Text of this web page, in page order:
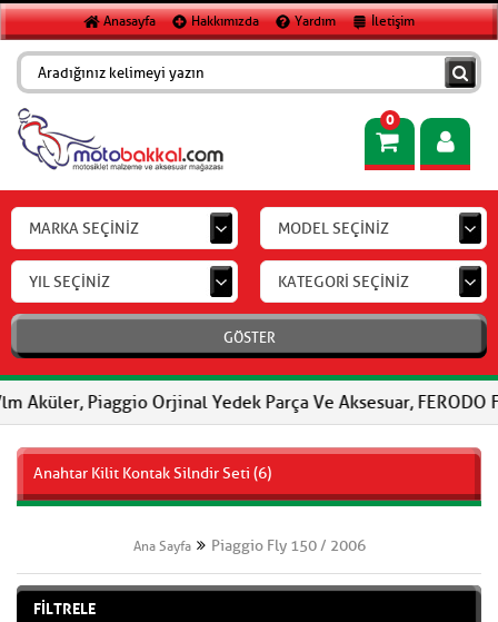
Anasayfa Hakkımızda Yardım İletişim
0
MARKA SEÇİNİZ MODEL SEÇİNİZ
YIL SEÇİNİZ KATEGORİ SEÇİNİZ
GÖSTER
Piaggio Orjinal Yedek Parça Ve Aksesuar, FERODO Fren
Anahtar Kilit Kontak Silndir Seti (6)
Ana Sayfa Piaggio Fly 150 / 2006
FİLTRELE